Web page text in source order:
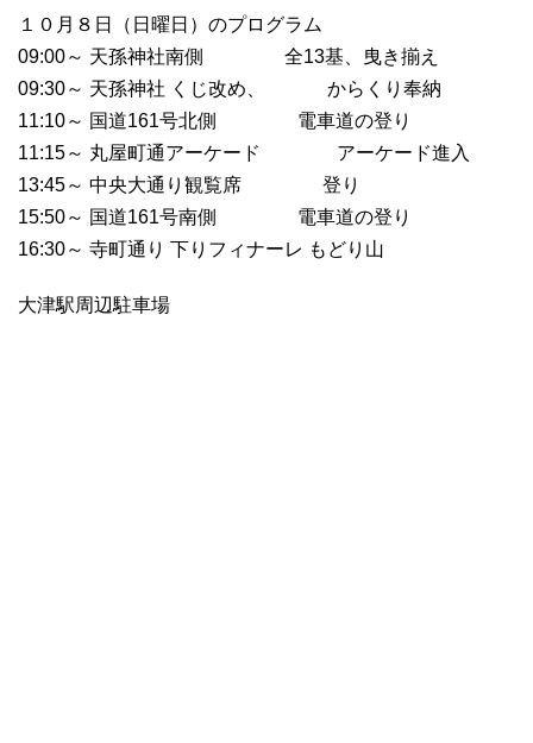
１０月８日（日曜日）のプログラム
09:00～ 天孫神社南側 全13基、曳き揃え
09:30～ 天孫神社 くじ改め、 からくり奉納
11:10～ 国道161号北側 電車道の登り
11:15～ 丸屋町通アーケード アーケード進入
13:45～ 中央大通り観覧席 登り
15:50～ 国道161号南側 電車道の登り
16:30～ 寺町通り 下りフィナーレ もどり山
大津駅周辺駐車場